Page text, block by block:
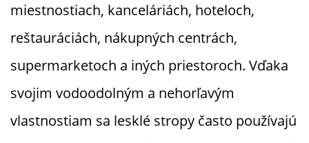
miestnostiach, kanceláriách, hoteloch,
reštauráciách, nákupných centrách,
supermarketoch a iných priestoroch. Vďaka
svojim vodoodolným a nehorľavým
vlastnostiam sa lesklé stropy často používajú